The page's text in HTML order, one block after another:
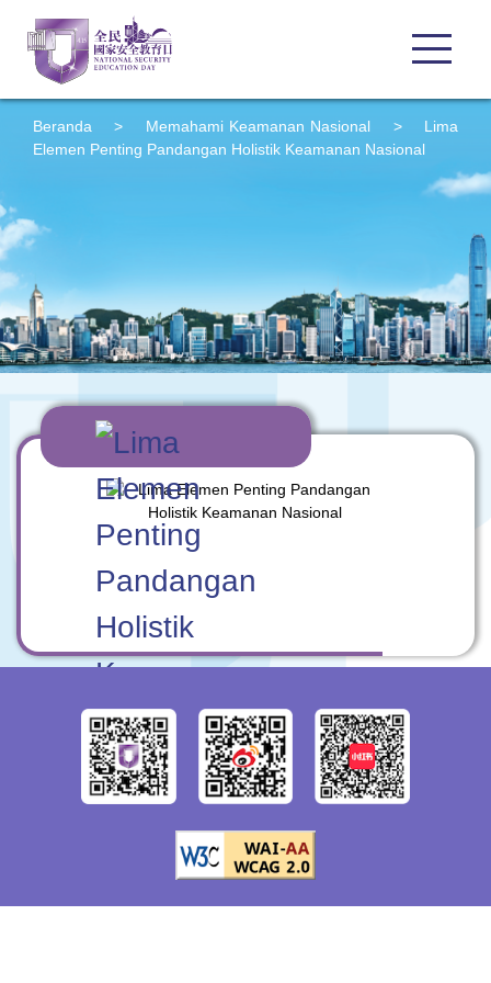
Beranda > Memahami Keamanan Nasional > Lima
Elemen Penting Pandangan Holistik Keamanan Nasional